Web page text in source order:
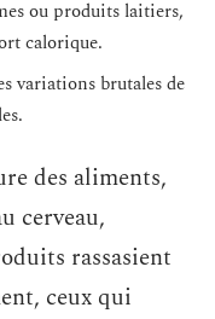
ou produits laitiers,
calorique.
variations brutales de
des aliments,
cerveau,
rassasient
ceux qui